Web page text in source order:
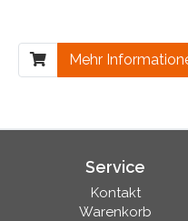
Mehr
Service
Kontakt
Warenkorb